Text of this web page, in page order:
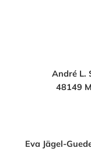
André L.
48149
Eva Jägel-